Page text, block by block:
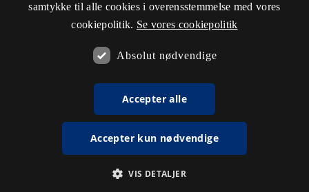
samtykke til alle cookies i overensstemmelse med vores
cookiepolitik. Se vores cookiepolitik
Absolut nødvendige
Accepter alle
Accepter kun nødvendige
VIS DETALJER